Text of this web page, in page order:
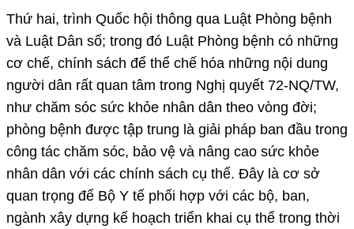
Thứ hai, trình Quốc hội thông qua Luật Phòng bệnh
và Luật Dân số; trong đó Luật Phòng bệnh có những
cơ chế, chính sách để thể chế hóa những nội dung
người dân rất quan tâm trong Nghị quyết 72-NQ/TW,
như chăm sóc sức khỏe nhân dân theo vòng đời;
phòng bệnh được tập trung là giải pháp ban đầu trong
công tác chăm sóc, bảo vệ và nâng cao sức khỏe
nhân dân với các chính sách cụ thể. Đây là cơ sở
quan trọng để Bộ Y tế phối hợp với các bộ, ban,
ngành xây dựng kế hoạch triển khai cụ thể trong thời